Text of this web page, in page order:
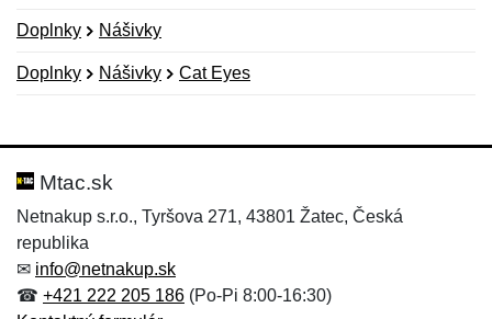
Doplnky Nášivky
Doplnky Nášivky Cat Eyes
Hodnotenie:
Meno:*
Meno:
E-mail:*
Mtac.sk
Netnakup s.r.o., Tyršova 271, 43801 Žatec, Česká
republika
✉ info@netnakup.sk
☎ +421 222 205 186 (Po-Pi 8:00-16:30)